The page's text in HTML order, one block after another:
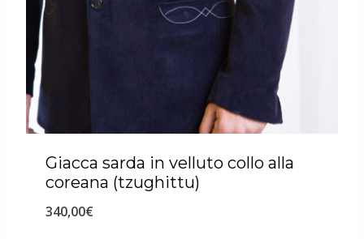
Giacca sarda in velluto collo alla
coreana (tzughittu)
340,00€